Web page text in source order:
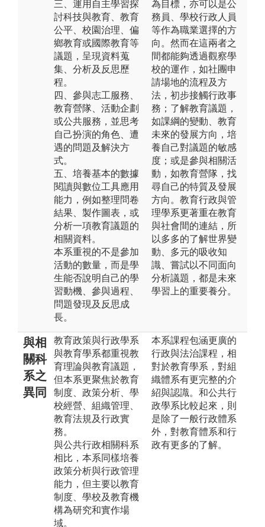
三、運用自主學習探
討科技與教育、教育
公平、校園治理、偏
鄉教育或國際教育等
議題，呈現資料蒐
集、分析及反思歷
程。
四、參與志工服務、
教育營隊、活動企劃
或公共服務，並思考
自己扮演的角色、遭
遇的問題及解決方
式。
五、培養基本的數據
閱讀與數位工具應用
能力，例如整理問卷
結果、製作圖表，或
分析一項教育議題的
相關資料。
本系重視的不是參加
活動的數量，而是學
生能否說明自己的學
習動機、參與過程、
問題發現及反思成
長。
為目標，亦可以是公
務員、學校行政人員
等作為職業選擇的方
向。然而在這兩者之
間都能夠透過觀察學
校的運作，如社團申
請場地的流程及方
法，初步接觸行政事
務；了解教育議題，
如課綱的變動、教育
未來的發展方向，培
養自己對議題的敏感
度；或是參與相關活
動，如教育營隊，找
尋自己的特質及發展
方向。教育行政與管
理學系更著重在教育
與社會間的連結，所
以多多的了解世界變
動、多元的吸收知
識、嘗試以不同面向
分析議題，都是未來
學習上的重要養分。
與相
關科
系之
異同
教育政策與行政學系
與教育學系都重視教
育理論與教育議題，
但本系更聚焦於教育
制度、政策分析、學
校經營、組織管理、
教育法規及行政實
務。
與公共行政相關科系
相比，本系同樣培養
政策分析與行政管理
能力，但主要以教育
制度、學校及教育機
構為研究和實作場
域。
本系課程包涵更廣的
行政與法治課程，相
對於教育學系，對組
織體系有更完整的介
紹與認識。和公共行
政學系比較起來，則
是除了一般行政體系
外，對教育體系和行
政有更多的了解。